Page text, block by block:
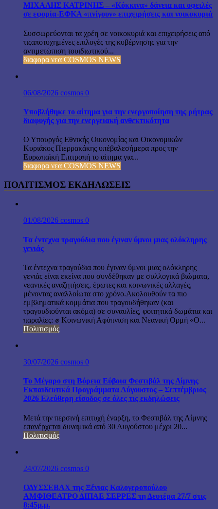
ΜΙΧΑΛΗΣ ΚΑΤΡΙΝΗΣ – «Κόκκινα» δάνεια και οφειλές
σε εφορία-ΕΦΚΑ «πνίγουν» επιχειρήσεις και νοικοκυριά
Συσσωρεύονται τα χρέη σε νοικοκυριά και επιχειρήσεις από
τιςαποτυχημένες επιλογές της κυβέρνησης για την
αντιμετώπιση τουιδιωτικού...
διαφορα νεα COSMOS NEWS
06/08/2026 cosmos 0
Υποβλήθηκε το αίτημα για την ενεργοποίηση της ρήτρας
διαφυγής για την ενεργειακή ανθεκτικότητα
Ο Υπουργός Εθνικής Οικονομίας και Οικονομικών
Κυριάκος Πιερρακάκης υπέβαλεσήμερα προς την
Ευρωπαϊκή Επιτροπή το αίτημα για...
διαφορα νεα COSMOS NEWS
ΠΟΛΙΤΙΣΜΟΣ ΕΚΔΗΛΩΣΕΙΣ
01/08/2026 cosmos 0
Τα έντεχνα τραγούδια που έγιναν ύμνοι μιας ολόκληρης
γενιάς
Τα έντεχνα τραγούδια που έγιναν ύμνοι μιας ολόκληρης
γενιάς είναι εκείνα που συνδέθηκαν με συλλογικά βιώματα,
νεανικές αναζητήσεις, έρωτες και κοινωνικές αλλαγές,
μένοντας αναλλοίωτα στο χρόνο.Ακολουθούν τα πιο
εμβληματικά κομμάτια που τραγουδήθηκαν (και
τραγουδιούνται ακόμα) σε συναυλίες, φοιτητικά δωμάτια και
παραλίες: ✊ Κοινωνική Αφύπνιση και Νεανική Ορμή «Ο...
Πολιτισμός
30/07/2026 cosmos 0
Το Μέγαρο στη Βόρεια Εύβοια Φεστιβάλ της Λίμνης
Εκπαιδευτικά Προγράμματα Αύγουστος – Σεπτέμβριος
2026 Ελεύθερη είσοδος σε όλες τις εκδηλώσεις
Μετά την περσινή επιτυχή έναρξη, το Φεστιβάλ της Λίμνης
επανέρχεται δυναμικά από 30 Αυγούστου μέχρι 20...
Πολιτισμός
24/07/2026 cosmos 0
ΟΔΥΣΣΕΒΑΧ της Ξένιας Καλογεροπούλου
ΑΜΦΙΘΕΑΤΡΟ ΔΙΠΑΕ ΣΕΡΡΕΣ τη Δευτέρα 27/7 στις
8:45μ.μ.